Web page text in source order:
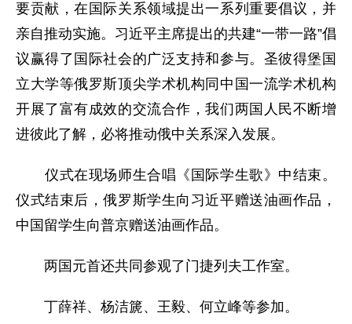
要贡献，在国际关系领域提出一系列重要倡议，并
亲自推动实施。习近平主席提出的共建“一带一路”倡
议赢得了国际社会的广泛支持和参与。圣彼得堡国
立大学等俄罗斯顶尖学术机构同中国一流学术机构
开展了富有成效的交流合作，我们两国人民不断增
进彼此了解，必将推动俄中关系深入发展。
仪式在现场师生合唱《国际学生歌》中结束。
仪式结束后，俄罗斯学生向习近平赠送油画作品，
中国留学生向普京赠送油画作品。
两国元首还共同参观了门捷列夫工作室。
丁薛祥、杨洁篪、王毅、何立峰等参加。